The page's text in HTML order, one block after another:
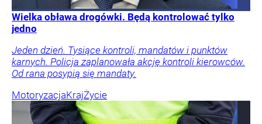
Wielka obława drogówki. Będą kontrolować tylko
jedno
Jeden dzień. Tysiące kontroli, mandatów i punktów
karnych. Policja zaplanowała akcję kontroli kierowców.
Od rana posypią się mandaty.
MotoryzacjaKrajŻycie